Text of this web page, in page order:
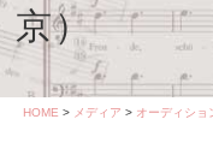
京）
HOME > メディア > オーディショ